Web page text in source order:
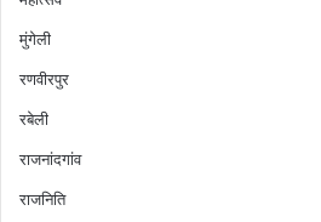
मुंगेली
रणवीरपुर
रबेली
राजनांदगांव
राजनिति